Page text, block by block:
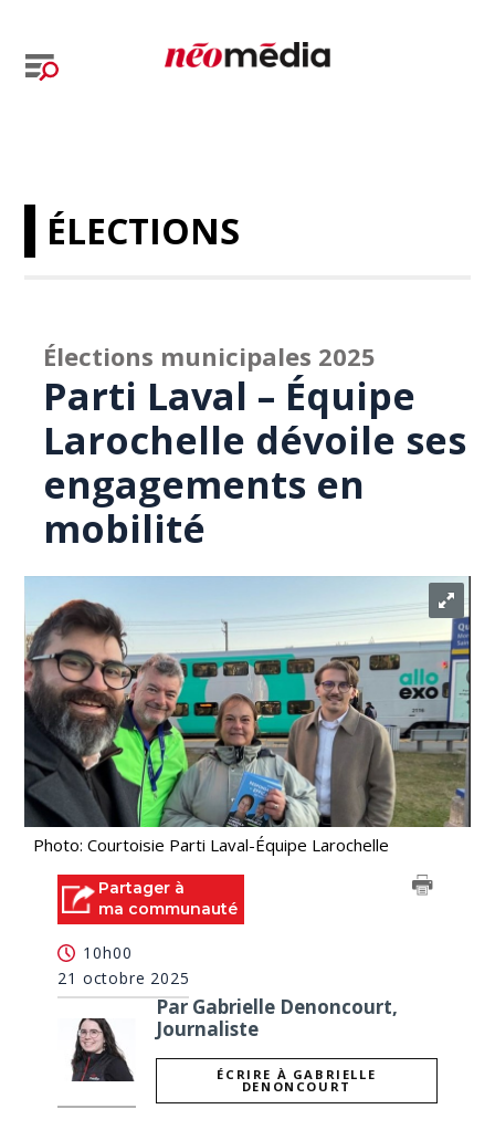
ÉLECTIONS
Élections municipales 2025
Parti Laval – Équipe
Larochelle dévoile ses
engagements en
mobilité
Photo: Courtoisie Parti Laval-Équipe Larochelle
Partager à
ma communauté
10h00
21 octobre 2025
Par Gabrielle Denoncourt,
Journaliste
ÉCRIRE À GABRIELLE
DENONCOURT